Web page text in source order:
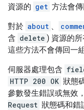
資源的 get 方法會傳
對於 about 、
含 delete ) 資源的
這些方法不會傳回一
伺服器處理包含
HTTP 200 OK 狀態
參數發生錯誤或無效
Request 狀態碼和錯